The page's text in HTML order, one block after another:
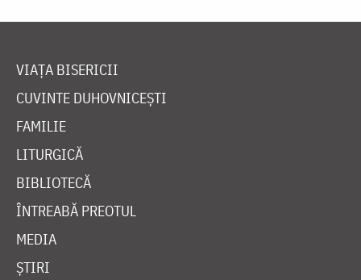
VIAȚA BISERICII
CUVINTE DUHOVNICEȘTI
FAMILIE
LITURGICĂ
BIBLIOTECĂ
ÎNTREABĂ PREOTUL
MEDIA
ȘTIRI